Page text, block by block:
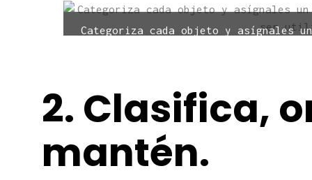
Categoriza cada objeto y asígnales
2. Clasifica,
mantén.